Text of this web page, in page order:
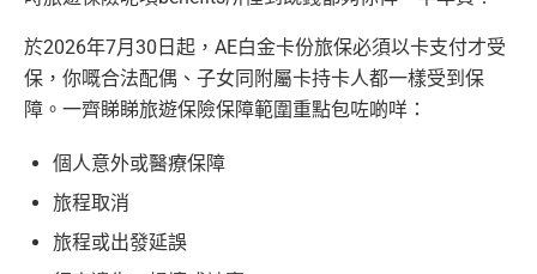
於2026年7月30日起，AE白金卡份旅保必須以卡支付才受
保，你嘅合法配偶、子女同附屬卡持卡人都一樣受到保
障。一齊睇睇旅遊保險保障範圍重點包咗啲咩：
個人意外或醫療保障
旅程取消
旅程或出發延誤